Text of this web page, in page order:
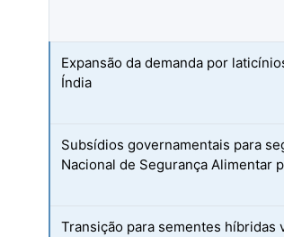
Expansão da demanda por
Índia
Subsídios governamentais para
Nacional de Segurança Alimentar
Transição para sementes híbridas